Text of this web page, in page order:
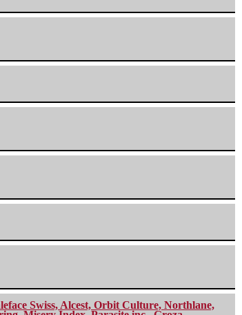
Swiss, Alcest, Orbit Culture, Northlane,